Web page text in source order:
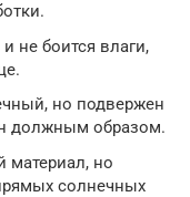
не боится влаги,
но подвержен
должным образом.
материал, но
солнечных